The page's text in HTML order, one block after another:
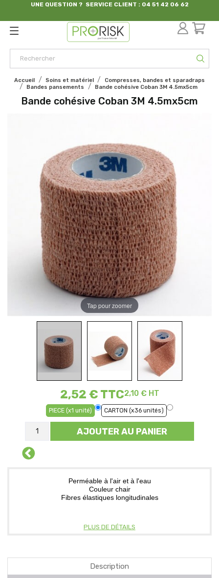
UNE QUESTION ? SERVICE CLIENT : 04 51 42 06 62
par France Sécurité
Accueil Soins et matériel
Compresses, bandes et sparadraps
Bandes pansements
Bande cohésive Coban 3M 4.5mx5cm
Bande cohésive Coban 3M 4.5mx5cm
Tap pour zoomer
2,52 € TTC2,10 € HT
PIECE (x1 unité) CARTON (x36 unités)
AJOUTER AU PANIER
Perméable à l'air et à l'eau
Couleur chair
Fibres élastiques longitudinales
PLUS DE DÉTAILS
Description